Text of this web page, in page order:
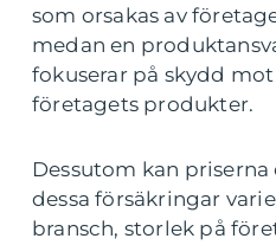
som orsakas av
medan en
fokuserar på skydd
företagets produkter.
Dessutom kan
dessa försäkringar
bransch, storlek på